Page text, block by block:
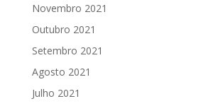
Novembro 2021
Outubro 2021
Setembro 2021
Agosto 2021
Julho 2021